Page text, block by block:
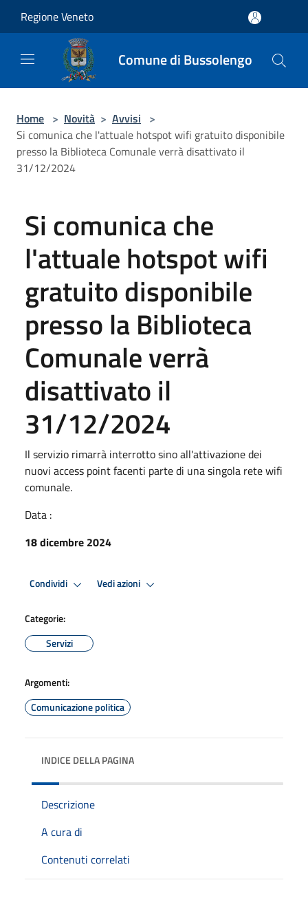
Regione Veneto
Comune di Bussolengo
Home > Novità > Avvisi >
Si comunica che l'attuale hotspot wifi gratuito disponibile
presso la Biblioteca Comunale verrà disattivato il
31/12/2024
Si comunica che
l'attuale hotspot wifi
gratuito disponibile
presso la Biblioteca
Comunale verrà
disattivato il
31/12/2024
Il servizio rimarrà interrotto sino all'attivazione dei
nuovi access point facenti parte di una singola rete wifi
comunale.
Data :
18 dicembre 2024
Condividi Vedi azioni
Categorie:
Servizi
Argomenti:
Comunicazione politica
INDICE DELLA PAGINA
Descrizione
A cura di
Contenuti correlati